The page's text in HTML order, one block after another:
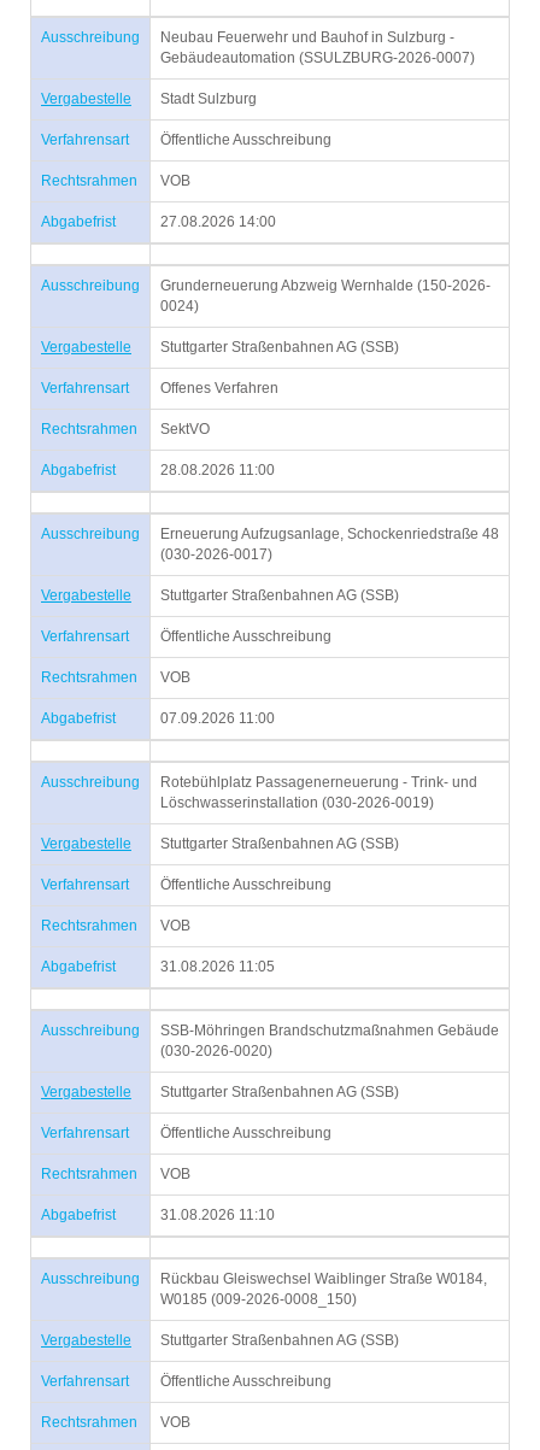
Ausschreibung
Neubau Feuerwehr und Bauhof in Sulzburg -
Gebäudeautomation (SSULZBURG-2026-0007)
Vergabestelle Stadt Sulzburg
Verfahrensart Öffentliche Ausschreibung
Rechtsrahmen VOB
Abgabefrist 27.08.2026 14:00
Ausschreibung
Grunderneuerung Abzweig Wernhalde (150-2026-
0024)
Vergabestelle Stuttgarter Straßenbahnen AG (SSB)
Verfahrensart Offenes Verfahren
Rechtsrahmen SektVO
Abgabefrist 28.08.2026 11:00
Ausschreibung
Erneuerung Aufzugsanlage, Schockenriedstraße 48
(030-2026-0017)
Vergabestelle Stuttgarter Straßenbahnen AG (SSB)
Verfahrensart Öffentliche Ausschreibung
Rechtsrahmen VOB
Abgabefrist 07.09.2026 11:00
Ausschreibung
Rotebühlplatz Passagenerneuerung - Trink- und
Löschwasserinstallation (030-2026-0019)
Vergabestelle Stuttgarter Straßenbahnen AG (SSB)
Verfahrensart Öffentliche Ausschreibung
Rechtsrahmen VOB
Abgabefrist 31.08.2026 11:05
Ausschreibung
SSB-Möhringen Brandschutzmaßnahmen Gebäude
(030-2026-0020)
Vergabestelle Stuttgarter Straßenbahnen AG (SSB)
Verfahrensart Öffentliche Ausschreibung
Rechtsrahmen VOB
Abgabefrist 31.08.2026 11:10
Ausschreibung
Rückbau Gleiswechsel Waiblinger Straße W0184,
W0185 (009-2026-0008_150)
Vergabestelle Stuttgarter Straßenbahnen AG (SSB)
Verfahrensart Öffentliche Ausschreibung
Rechtsrahmen VOB